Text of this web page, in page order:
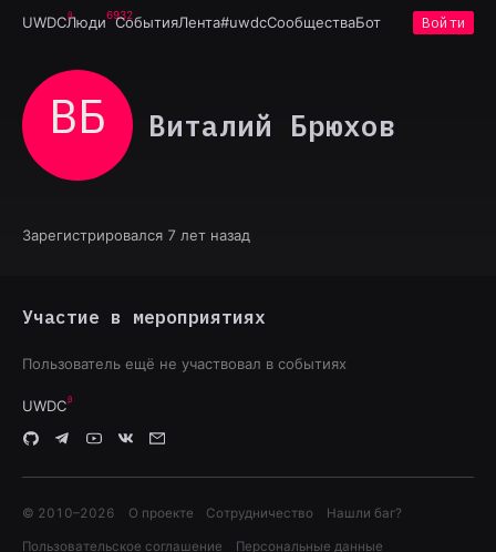
UWDCЛюди6932
СобытияЛента#uwdcСообществаБот Войти
ВБ Виталий Брюхов
Зарегистрировался 7 лет назад
Участие в мероприятиях
Пользователь ещё не участвовал в событиях
UWDC
© 2010–2026 О проекте Сотрудничество Нашли баг?
Пользовательское соглашение Персональные данные